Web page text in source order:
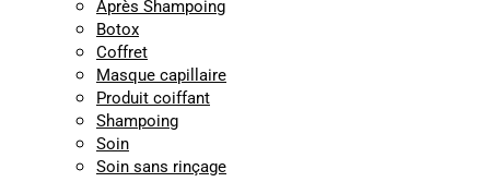
Après Shampoing
Botox
Coffret
Masque capillaire
Produit coiffant
Shampoing
Soin
Soin sans rinçage